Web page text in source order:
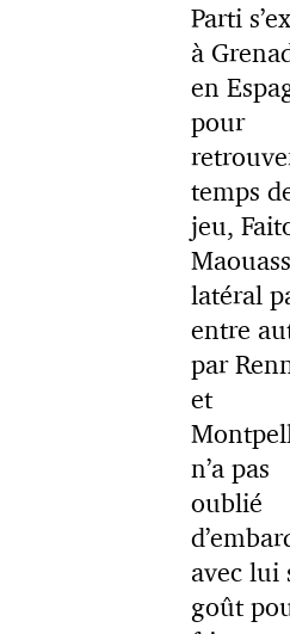
Parti
à
en
pour
temps
jeu,
latéral
entre
par
et
n’a pas
oublié
avec lui
goût